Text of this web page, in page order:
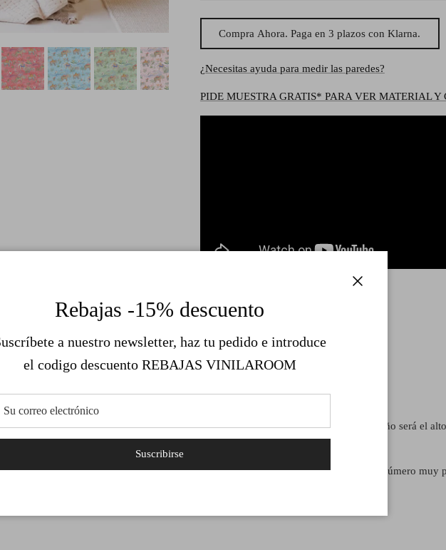
Compra Ahora. Paga en 3 plazos con Klarna.
¿Necesitas ayuda para medir las paredes?
PIDE MUESTRA GRATIS* PARA VER MATERIAL Y
de Vinilo Autoadhesivo
entre 60-80cm de ancho hasta completar el ancho de tu pared. La altura de cada paño será el
un único paño. Cada paño de se numeran por delante, abajo a la izquierda con un número muy
Rebajas -15% descuento
a nuestro newsletter, haz tu pedido e introduce
el codigo descuento REBAJAS VINILAROOM
Suscribirse